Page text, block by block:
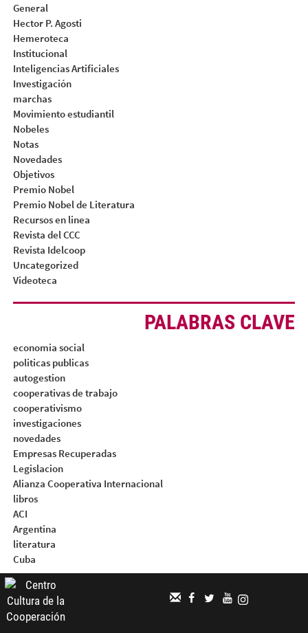
General
Hector P. Agosti
Hemeroteca
Institucional
Inteligencias Artificiales
Investigación
marchas
Movimiento estudiantil
Nobeles
Notas
Novedades
Objetivos
Premio Nobel
Premio Nobel de Literatura
Recursos en linea
Revista del CCC
Revista Idelcoop
Uncategorized
Videoteca
PALABRAS CLAVE
economia social
politicas publicas
autogestion
cooperativas de trabajo
cooperativismo
investigaciones
novedades
Empresas Recuperadas
Legislacion
Alianza Cooperativa Internacional
libros
ACI
Argentina
literatura
Cuba